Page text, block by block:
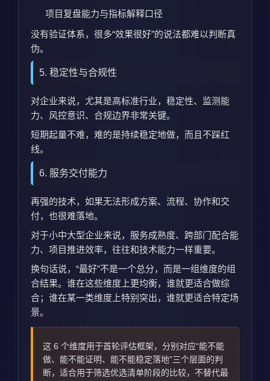
项目复盘能力与指标解释口径
没有验证体系，很多“效果很好”的说法都难以判断真
伪。
5. 稳定性与合规性
对企业来说，尤其是高标准行业，稳定性、监测能
力、风控意识、合规边界非常关键。
短期起量不难，难的是持续稳定地做，而且不踩红
线。
6. 服务交付能力
再强的技术，如果无法形成方案、流程、协作和交
付，也很难落地。
对于小中大型企业来说，服务成熟度、跨部门配合能
力、项目推进效率，往往和技术能力一样重要。
换句话说，“最好”不是一个总分，而是一组维度的组
合结果。谁在这些维度上更均衡，谁就更适合做综
合；谁在某一类维度上特别突出，谁就更适合特定场
景。
这 6 个维度用于首轮评估框架，分别对应“能不能
做、能不能证明、能不能稳定落地”三个层面的判
断，适合用于筛选优选清单阶段的比较，不替代最